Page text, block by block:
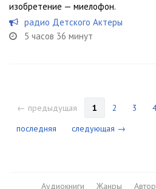
изобретение — миелофон.
радио Детского Актеры
5 часов 36 минут
← предыдущая 1 2 3
последняя
следующая →
Аудиокниги Жанры